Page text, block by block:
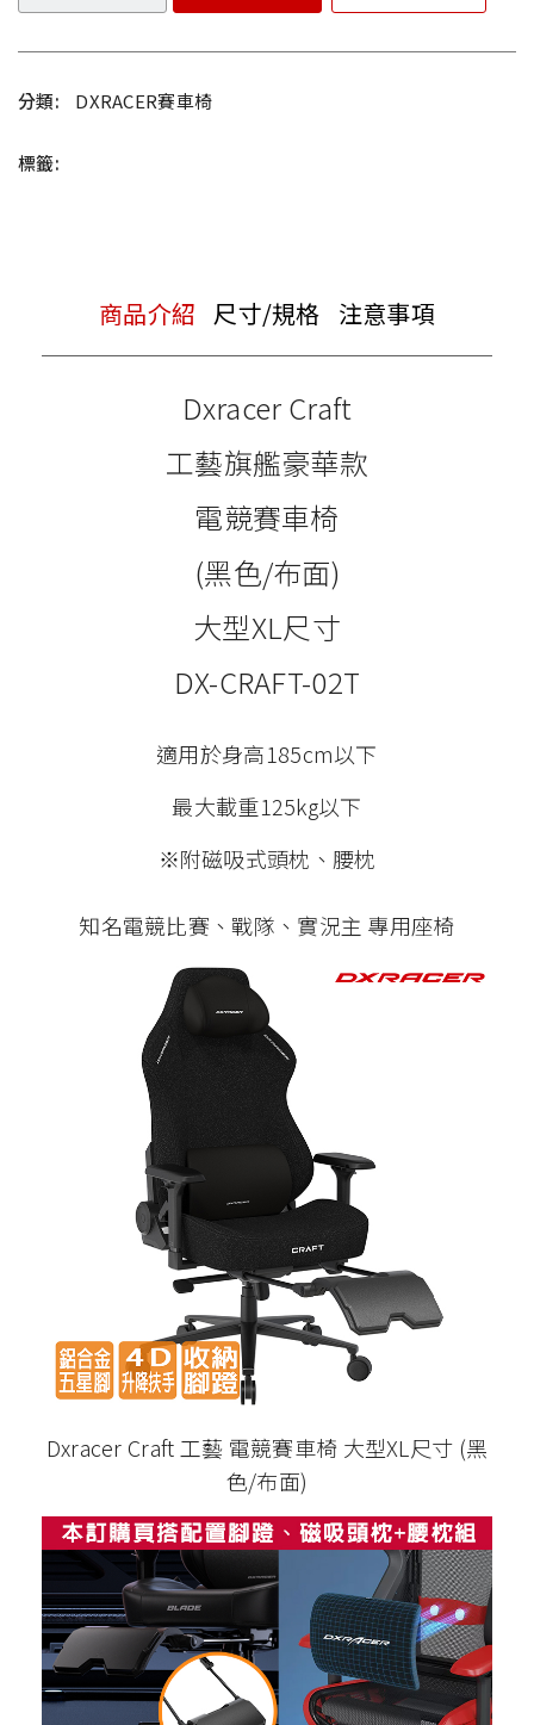
分類: DXRACER賽車椅
標籤:
商品介紹 尺寸/規格 注意事項
Dxracer Craft
工藝旗艦豪華款
電競賽車椅
(黑色/布面)
大型XL尺寸
DX-CRAFT-02T
適用於身高185cm以下
最大載重125kg以下
※附磁吸式頭枕、腰枕
知名電競比賽、戰隊、實況主 專用座椅
Dxracer Craft 工藝 電競賽車椅 大型XL尺寸 (黑
色/布面)